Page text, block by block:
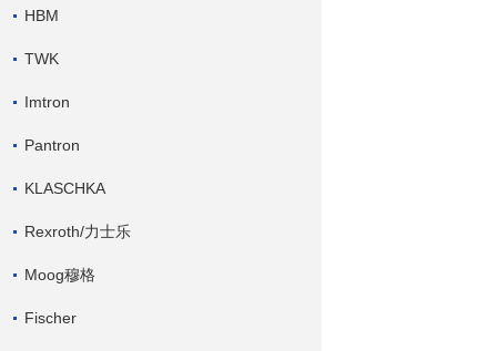
HBM
TWK
Imtron
Pantron
KLASCHKA
Rexroth/力士乐
Moog穆格
Fischer